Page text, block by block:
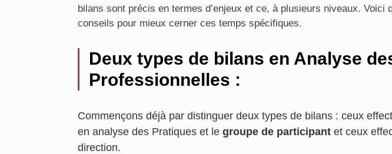
bilans sont précis en termes d’enjeux et ce, à plusieurs niveaux. Voici
conseils pour mieux cerner ces temps spécifiques.
Deux types de bilans en Analyse
Professionnelles :
Commençons déjà par distinguer deux types de bilans : ceux
en analyse des Pratiques et le groupe de participant et ceux
direction.